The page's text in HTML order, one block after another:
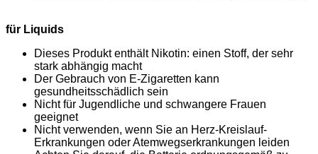
für Liquids
Dieses Produkt enthält Nikotin: einen Stoff, der sehr
stark abhängig macht
Der Gebrauch von E-Zigaretten kann
gesundheitsschädlich sein
Nicht für Jugendliche und schwangere Frauen
geeignet
Nicht verwenden, wenn Sie an Herz-Kreislauf-
Erkrankungen oder Atemwegserkrankungen leiden